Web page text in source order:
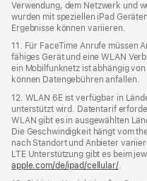
Verwendung, dem Netzwerk und
wurden mit speziellen iPad
Ergebnisse können variieren.
11. Für FaceTime Anrufe müssen
fähiges Gerät und eine WLAN
ein Mobilfunknetz ist abhängig
können Datengebühren anfallen.
12. WLAN 6E ist verfügbar in
unterstützt wird. Datentarif
WLAN gibt es in ausgewählten
Die Geschwindigkeit hängt vom
nach Standort und Anbieter
LTE Unterstützung gibt es beim
apple.com/de/ipad/cellular/.